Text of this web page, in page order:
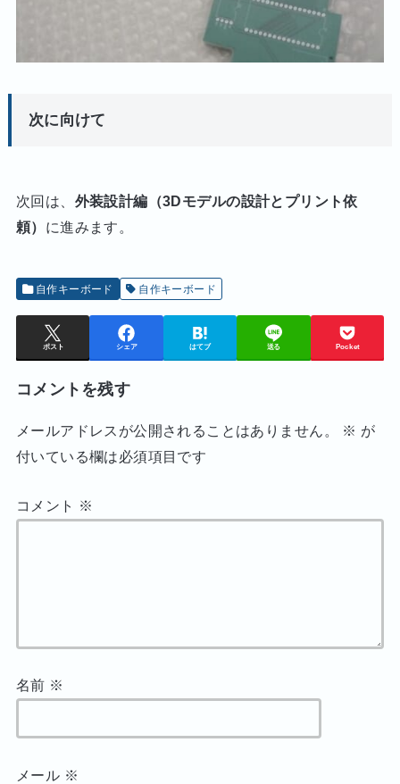
次に向けて
次回は、 外装設計編（3Dモデルの設計とプリント依
頼） に進みます。
自作キーボード 自作キーボード
ポスト シェア はてブ 送る Pocket
コメントを残す
メールアドレスが公開されることはありません。 ※ が
付いている欄は必須項目です
コメント ※
名前 ※
メール ※